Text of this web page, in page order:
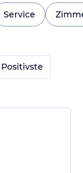
Service
Positivste